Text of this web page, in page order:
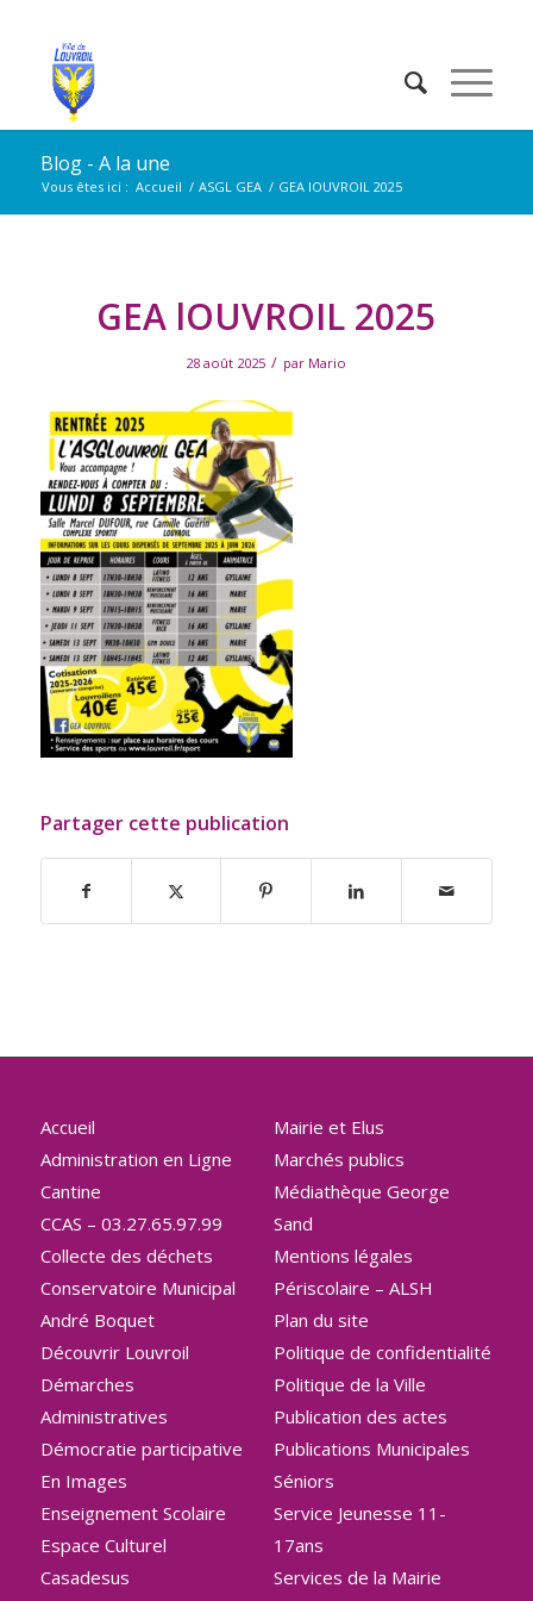
Blog - A la une
Vous êtes ici : Accueil / ASGL GEA / GEA lOUVROIL 2025
GEA lOUVROIL 2025
28 août 2025 / par Mario
Partager cette publication
Accueil
Administration en Ligne
Cantine
CCAS – 03.27.65.97.99
Collecte des déchets
Conservatoire Municipal
André Boquet
Découvrir Louvroil
Démarches
Administratives
Démocratie participative
En Images
Enseignement Scolaire
Espace Culturel
Casadesus
Mairie et Elus
Marchés publics
Médiathèque George
Sand
Mentions légales
Périscolaire – ALSH
Plan du site
Politique de confidentialité
Politique de la Ville
Publication des actes
Publications Municipales
Séniors
Service Jeunesse 11-
17ans
Services de la Mairie